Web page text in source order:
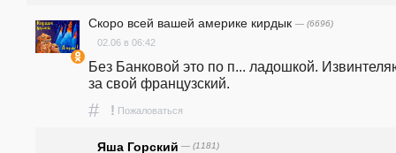
Скоро всей вашей америке кирдык — (6696)
02.06 в 06:42
Без Банковой это по п... ладошкой.
за свой французский.
# ! Пожаловаться
Яша Горский — (1181)